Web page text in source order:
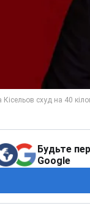
Будьте
Google